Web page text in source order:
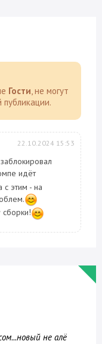
Гости, не могут
22.10.2024 15:53
идёт
с этим - на
не алё